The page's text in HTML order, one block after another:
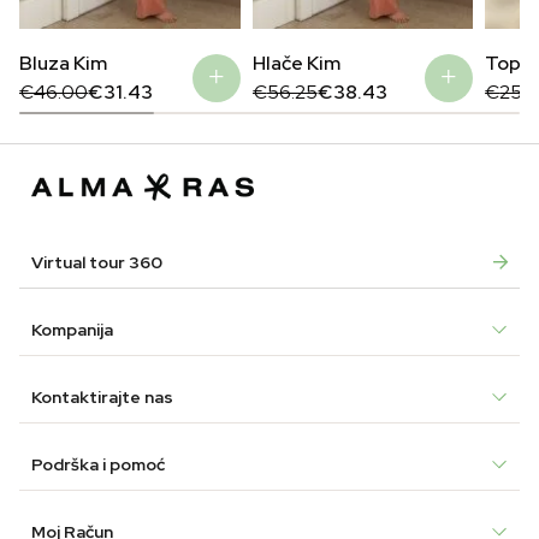
Bluza Kim
€46.00
Original
price
€46.00.
€31.43
Current
price
€31.43.
Hlače Kim
€56.25
Original
price
€56.25.
€38.43
Current
price
€38.43.
Top
€
price
price
Virtual tour 360
Kompanija
Kontaktirajte nas
Podrška i pomoć
Moj Račun